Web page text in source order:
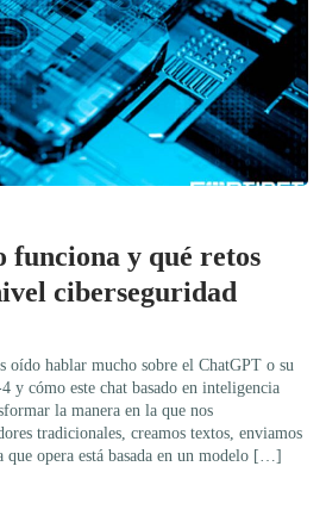
funciona y qué retos
ciberseguridad
oído hablar mucho sobre el ChatGPT o su
y cómo este chat basado en inteligencia
la manera en la que nos
tradicionales, creamos textos, enviamos
que opera está basada en un modelo […]